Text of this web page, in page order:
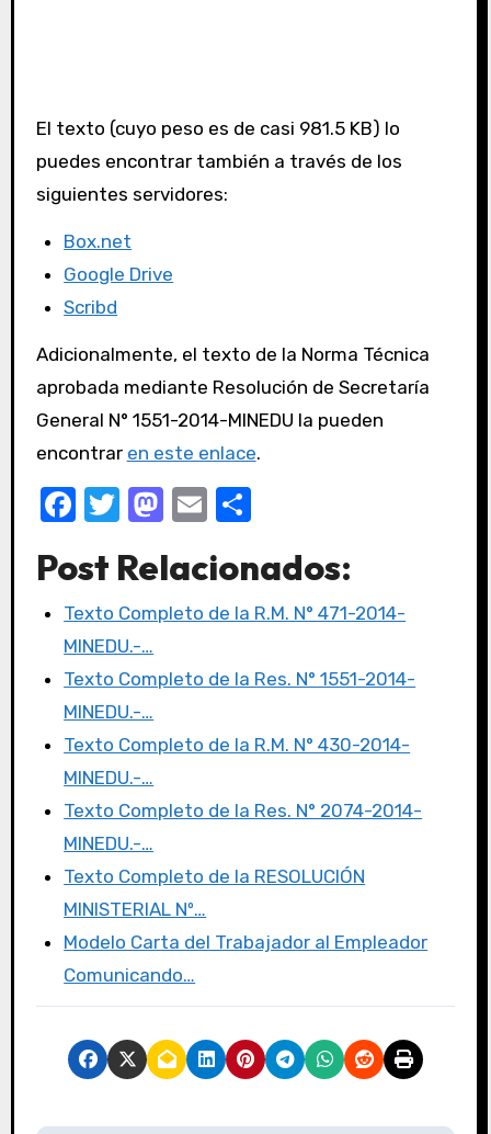
El texto (cuyo peso es de casi 981.5 KB) lo
puedes encontrar también a través de los
siguientes servidores:
Box.net
Google Drive
Scribd
Adicionalmente, el texto de la Norma Técnica
aprobada mediante Resolución de Secretaría
General N° 1551-2014-MINEDU la pueden
encontrar en este enlace.
F
c
e
b
o
o
k
T
it
te
r
M
st
o
o
E
ail
C
m
p
tir
Post Relacionados:
Texto Completo de la R.M. N° 471-2014-
MINEDU.-…
Texto Completo de la Res. N° 1551-2014-
MINEDU.-…
Texto Completo de la R.M. N° 430-2014-
MINEDU.-…
Texto Completo de la Res. N° 2074-2014-
MINEDU.-…
Texto Completo de la RESOLUCIÓN
MINISTERIAL Nº…
Modelo Carta del Trabajador al Empleador
Comunicando…